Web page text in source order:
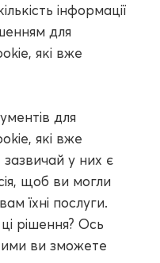
інформації
для
які вже
для
які вже
у них є
щоб ви могли
їхні послуги.
рішення? Ось
ви зможете